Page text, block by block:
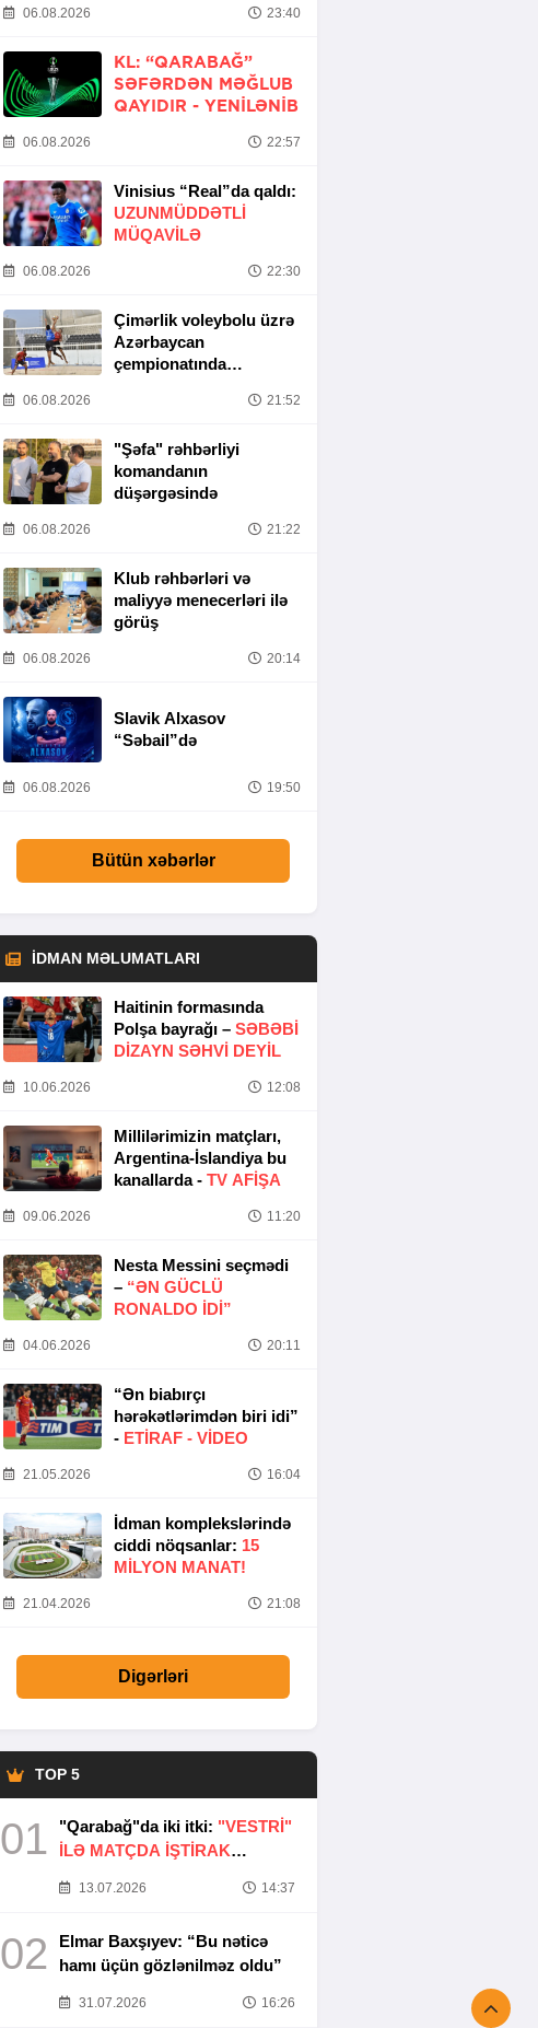
06.08.2026 23:40
KL: “QARABAĞ”
SƏFƏRDƏN MƏĞLUB
QAYIDIR - YENİLƏNİB
06.08.2026 22:57
Vinisius “Real”da qaldı:
UZUNMÜDDƏTLİ
MÜQAVİLƏ
06.08.2026 22:30
Çimərlik voleybolu üzrə
Azərbaycan
çempionatında
06.08.2026 21:52
"Şəfa" rəhbərliyi
komandanın
düşərgəsində
06.08.2026 21:22
Klub rəhbərləri və
maliyyə menecerləri ilə
görüş
06.08.2026 20:14
Slavik Alxasov
“Səbail”də
06.08.2026 19:50
Bütün xəbərlər
İDMAN MƏLUMATLARI
Haitinin formasında
Polşa bayrağı – SƏBƏBI
DIZAYN SƏHVI DEYIL
10.06.2026 12:08
Millilərimizin matçları,
Argentina-İslandiya bu
kanallarda - TV AFİŞA
09.06.2026 11:20
Nesta Messini seçmədi
– “ƏN GÜCLÜ
RONALDO IDI”
04.06.2026 20:11
“Ən biabırçı
hərəkətlərimdən biri idi”
- ETIRAF - VİDEO
21.05.2026 16:04
İdman komplekslərində
ciddi nöqsanlar: 15
MILYON MANAT!
21.04.2026 21:08
Digərləri
TOP 5
01 "Qarabağ"da iki itki: "VESTRİ"
İLƏ MATÇDA İŞTİRAK
13.07.2026 14:37
02
Elmar Baxşıyev: “Bu nəticə
hamı üçün gözlənilməz oldu”
31.07.2026 16:26